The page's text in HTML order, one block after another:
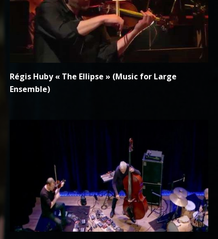
Régis Huby « The Ellipse » (Music for Large
Ensemble)